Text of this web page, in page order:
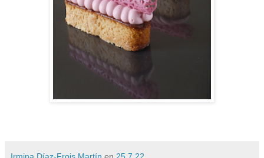
Irmina Díaz-Frois Martín en 25.7.22